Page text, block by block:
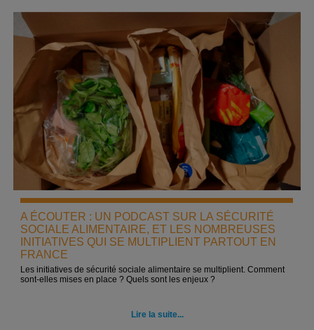
A ÉCOUTER : UN PODCAST SUR LA SÉCURITÉ
SOCIALE ALIMENTAIRE, ET LES NOMBREUSES
INITIATIVES QUI SE MULTIPLIENT PARTOUT EN
FRANCE
Les initiatives de sécurité sociale alimentaire se multiplient. Comment
sont-elles mises en place ? Quels sont les enjeux ?
Lire la suite...